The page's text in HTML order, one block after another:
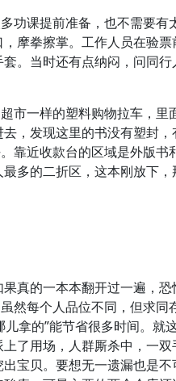
功课提前准备，也不需要有
摩拳擦掌。工作人员在验票
。当时还有点纳闷，问同行
市一样的塑料购物拉车，里
，发现这里的书没有塑封，
靠近收款台的区域是外版书
多的二折区，这本刚放下，
真的一本本翻开过一遍，恐
然每个人品位不同，但求同
拿的”能节省很多时间。就
了用场，人群厮杀中，一双
宝贝。要想无一遗漏也是不